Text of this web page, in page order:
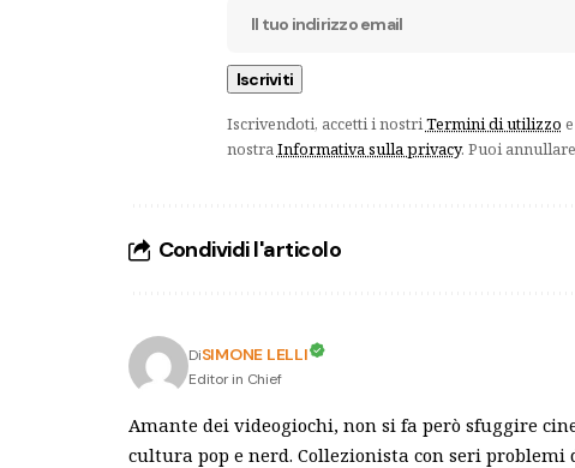
Iscrivendoti, accetti i nostriTermini di utilizzo
nostraInformativa sulla privacy. Puoi
Condividi l'articolo
DiSIMONE LELLI
Editor in Chief
Amante dei videogiochi, non si fa però sfuggire
cultura pop e nerd. Collezionista con seri